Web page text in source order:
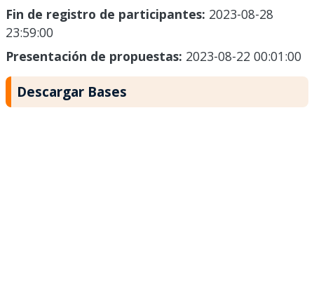
Fin de registro de participantes: 2023-08-28
23:59:00
Presentación de propuestas: 2023-08-22 00:01:00
Descargar Bases